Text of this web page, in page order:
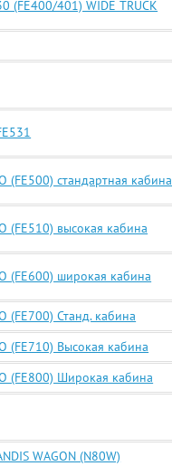
(FE400/401) WIDE TRUCK
(FE500) стандартная кабина
(FE510) высокая кабина
(FE600) широкая кабина
(FE700) Станд. кабина
(FE710) Высокая кабина
(FE800) Широкая кабина
WAGON (N80W)